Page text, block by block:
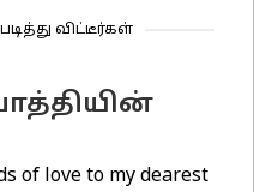
விட்டீர்கள்
of love to my dearest